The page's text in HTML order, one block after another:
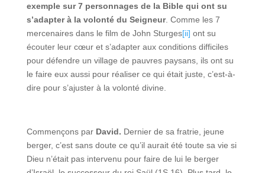
exemple sur 7 personnages de la Bible qui ont su
s’adapter à la volonté du Seigneur. Comme les 7
mercenaires dans le film de John Sturges[ii] ont su
écouter leur cœur et s’adapter aux conditions difficiles
pour défendre un village de pauvres paysans, ils ont su
le faire eux aussi pour réaliser ce qui était juste, c’est-à-
dire pour s’ajuster à la volonté divine.
Commençons par David. Dernier de sa fratrie, jeune
berger, c’est sans doute ce qu’il aurait été toute sa vie si
Dieu n’était pas intervenu pour faire de lui le berger